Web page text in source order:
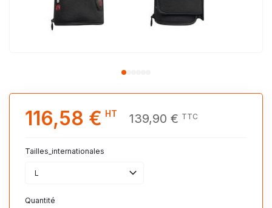
116,58 € HT 139,90 € TTC
Tailles_internationales
L
Quantité